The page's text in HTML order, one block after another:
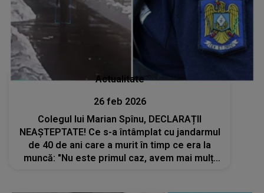
Actualitate
26 feb 2026
Colegul lui Marian Spînu, DECLARAȚII
NEAȘTEPTATE! Ce s-a întâmplat cu jandarmul
de 40 de ani care a murit în timp ce era la
muncă: "Nu este primul caz, avem mai mulți